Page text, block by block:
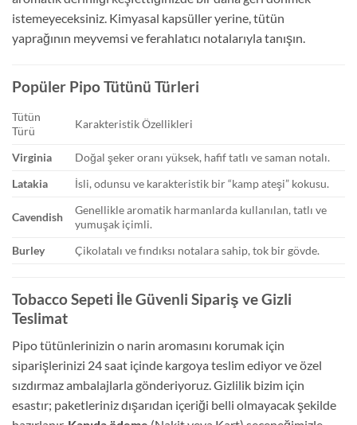
istemeyeceksiniz. Kimyasal kapsüller yerine, tütün
yaprağının meyvemsi ve ferahlatıcı notalarıyla tanışın.
Popüler Pipo Tütünü Türleri
Tütün
Türü
Karakteristik Özellikleri
Virginia
Doğal şeker oranı yüksek, hafif tatlı ve saman notalı.
Latakia
İsli, odunsu ve karakteristik bir “kamp ateşi” kokusu.
Cavendish
Genellikle aromatik harmanlarda kullanılan, tatlı ve
yumuşak içimli.
Burley
Çikolatalı ve fındıksı notalara sahip, tok bir gövde.
Tobacco Sepeti İle Güvenli Sipariş ve Gizli
Teslimat
Pipo tütünlerinizin o narin aromasını korumak için
siparişlerinizi 24 saat içinde kargoya teslim ediyor ve özel
sızdırmaz ambalajlarla gönderiyoruz. Gizlilik bizim için
esastır; paketleriniz dışarıdan içeriği belli olmayacak şekilde